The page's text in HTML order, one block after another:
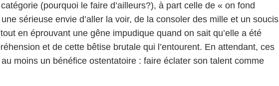
(pourquoi le faire d’ailleurs?), à part celle de « on fond
sérieuse envie d’aller la voir, de la consoler des mille et un soucis
en éprouvant une gêne impudique quand on sait qu’elle a été
et de cette bêtise brutale qui l’entourent. En attendant, ces
moins un bénéfice ostentatoire : faire éclater son talent comme